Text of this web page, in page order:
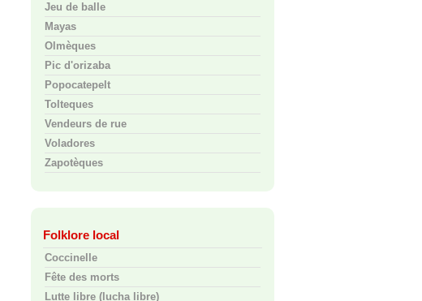
Jeu de balle
Mayas
Olmèques
Pic d'orizaba
Popocatepelt
Tolteques
Vendeurs de rue
Voladores
Zapotèques
Folklore local
Coccinelle
Fête des morts
Lutte libre (lucha libre)